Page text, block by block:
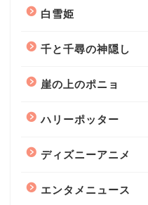
白雪姫
千と千尋の神隠し
崖の上のポニョ
ハリーポッター
ディズニーアニメ
エンタメニュース